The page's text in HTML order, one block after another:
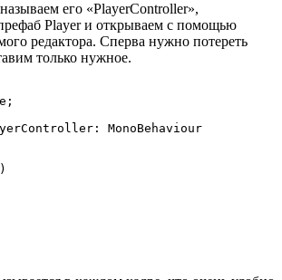
его «PlayerController»,
Player и открываем с помощью
редактора. Сперва нужно потереть
только нужное.
MonoBehaviour